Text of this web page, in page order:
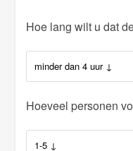
Hoe lang wilt u dat
Hoeveel personen